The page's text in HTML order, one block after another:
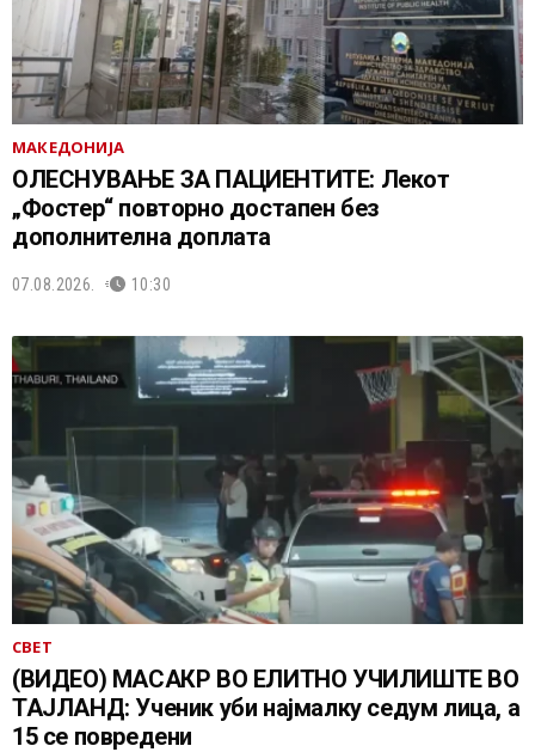
МАКЕДОНИЈА
ОЛЕСНУВАЊЕ ЗА ПАЦИЕНТИТЕ: Лекот
„Фостер“ повторно достапен без
дополнителна доплата
07.08.2026. 10:30
СВЕТ
(ВИДЕО) МАСАКР ВО ЕЛИТНО УЧИЛИШТЕ ВО
ТАЈЛАНД: Ученик уби најмалку седум лица, а
15 се повредени